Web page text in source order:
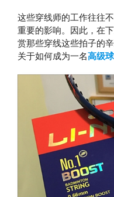
这些穿线师的工作往往
重要的影响。因此，在
赏那些穿线这些拍子的
关于如何成为一名高级